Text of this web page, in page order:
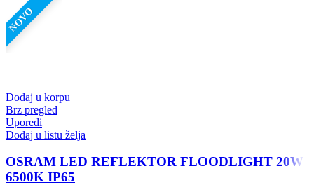
Dodaj u korpu
Brz pregled
Uporedi
Dodaj u listu želja
OSRAM LED REFLEKTOR FLOODLIGHT 20W
6500K IP65
NOVO